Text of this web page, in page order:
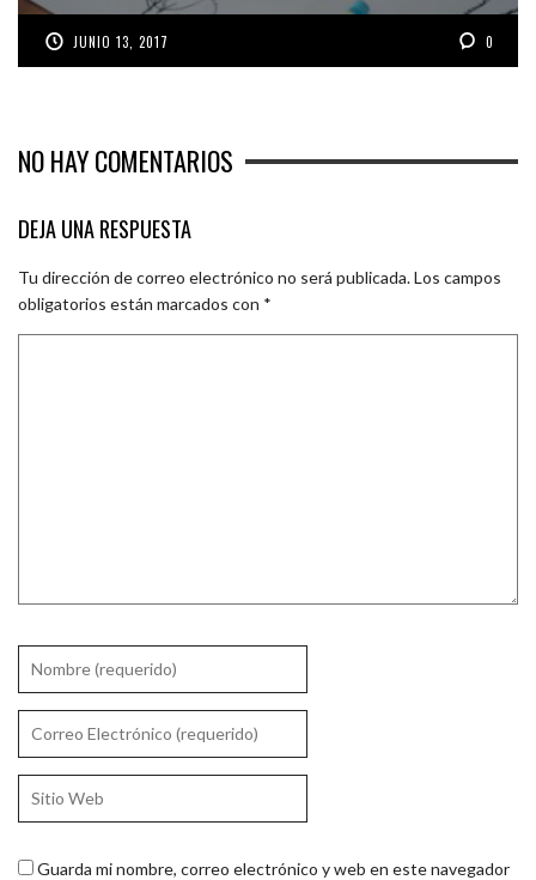
JUNIO 13, 2017 0
NO HAY COMENTARIOS
DEJA UNA RESPUESTA
Tu dirección de correo electrónico no será publicada.Los campos
obligatorios están marcados con *
Guarda mi nombre, correo electrónico y web en este navegador